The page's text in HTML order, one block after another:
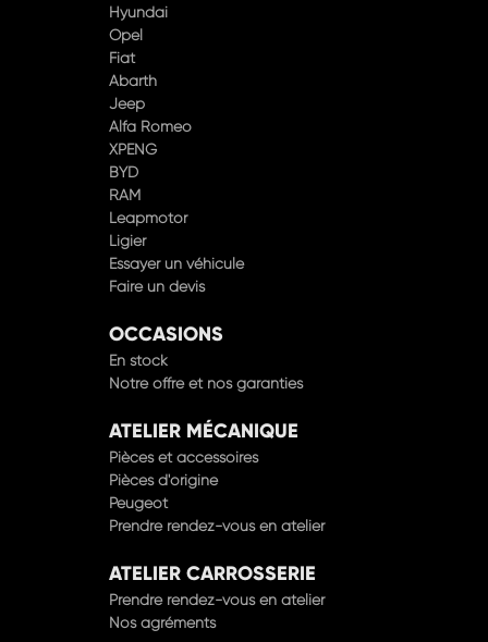
Opel
Fiat
Abarth
Jeep
Alfa Romeo
XPENG
BYD
RAM
Leapmotor
Ligier
Essayer un véhicule
Faire un devis
En stock
Notre offre et nos garanties
Pièces et accessoires
Pièces d'origine
Peugeot
Prendre rendez-vous en atelier
Prendre rendez-vous en atelier
Nos agréments